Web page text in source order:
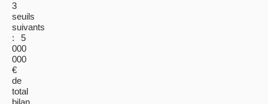
3
seuils
suivants
: 5
000
000
€
de
total
bilan,